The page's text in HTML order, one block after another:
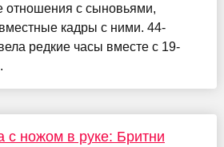
с сыновьями,
кадры с ними. 44-
редкие часы вместе с 19-
с ножом в руке: Бритни